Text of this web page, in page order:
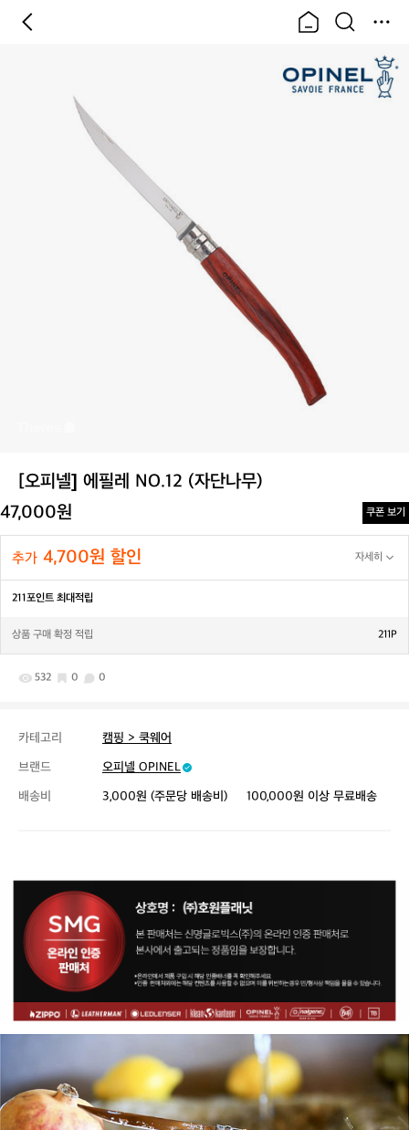
[오피넬] 에필레 NO.12 (자단나무)
47,000원
쿠폰 보기
추가 4,700원 할인 자세히
211포인트 최대적립
상품 구매 확정 적립 211P
532 0 0
카테고리
캠핑 > 쿡웨어
브랜드
오피넬 OPINEL
배송비
3,000원 (주문당 배송비) 100,000원 이상 무료배송